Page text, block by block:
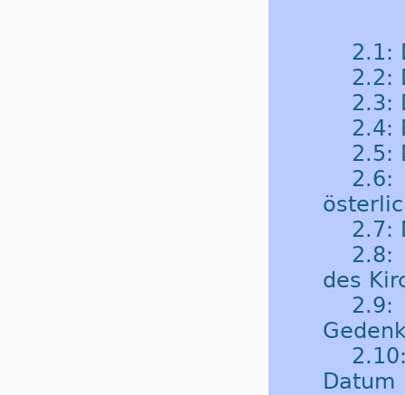
2.1:
2.2:
2.3:
2.4:
2.5:
2.7:
2.8:
des
Datum